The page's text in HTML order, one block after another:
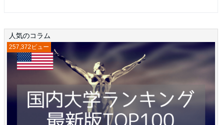
人気のコラム
257,372ビュー